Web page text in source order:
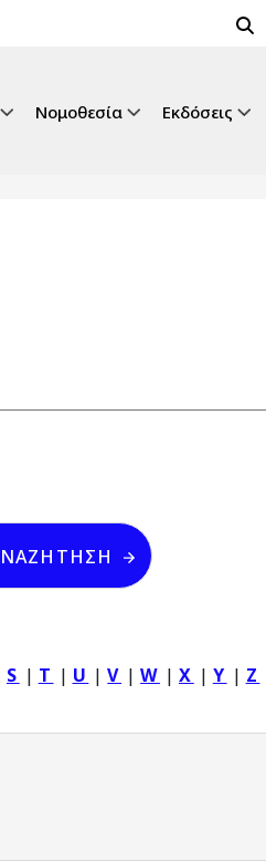
Νομοθεσία Εκδόσεις
S | T | U |V |W | X | Y | Z